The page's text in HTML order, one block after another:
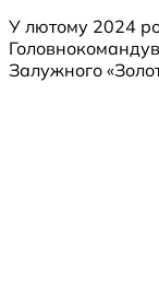
У лютому 2024
Залужного